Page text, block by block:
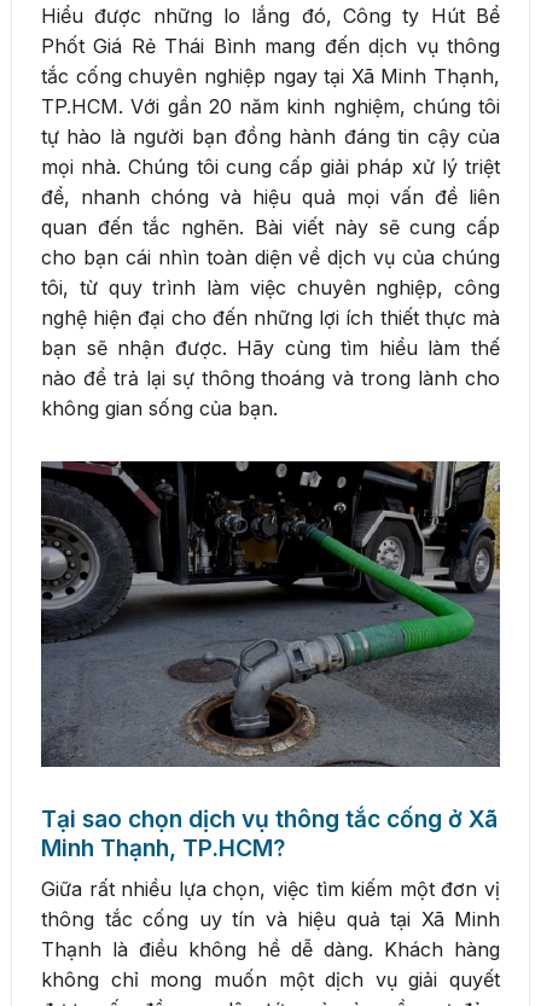
Hiểu được những lo lắng đó, Công ty Hút Bể
Phốt Giá Rẻ Thái Bình mang đến dịch vụ thông
tắc cống chuyên nghiệp ngay tại Xã Minh Thạnh,
TP.HCM. Với gần 20 năm kinh nghiệm, chúng tôi
tự hào là người bạn đồng hành đáng tin cậy của
mọi nhà. Chúng tôi cung cấp giải pháp xử lý triệt
để, nhanh chóng và hiệu quả mọi vấn đề liên
quan đến tắc nghẽn. Bài viết này sẽ cung cấp
cho bạn cái nhìn toàn diện về dịch vụ của chúng
tôi, từ quy trình làm việc chuyên nghiệp, công
nghệ hiện đại cho đến những lợi ích thiết thực mà
bạn sẽ nhận được. Hãy cùng tìm hiểu làm thế
nào để trả lại sự thông thoáng và trong lành cho
không gian sống của bạn.
Tại sao chọn dịch vụ thông tắc cống ở Xã
Minh Thạnh, TP.HCM?
Giữa rất nhiều lựa chọn, việc tìm kiếm một đơn vị
thông tắc cống uy tín và hiệu quả tại Xã Minh
Thạnh là điều không hề dễ dàng. Khách hàng
không chỉ mong muốn một dịch vụ giải quyết